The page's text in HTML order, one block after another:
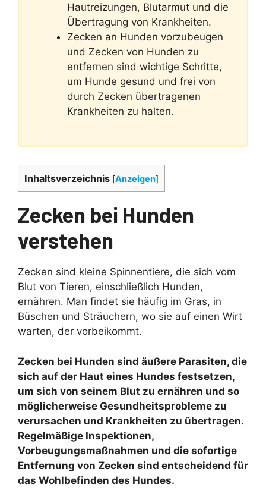
Hautreizungen, Blutarmut und die
Übertragung von Krankheiten.
Zecken an Hunden vorzubeugen
und Zecken von Hunden zu
entfernen sind wichtige Schritte,
um Hunde gesund und frei von
durch Zecken übertragenen
Krankheiten zu halten.
Inhaltsverzeichnis [Anzeigen]
Zecken bei Hunden
verstehen
Zecken sind kleine Spinnentiere, die sich vom
Blut von Tieren, einschließlich Hunden,
ernähren. Man findet sie häufig im Gras, in
Büschen und Sträuchern, wo sie auf einen Wirt
warten, der vorbeikommt.
Zecken bei Hunden sind äußere Parasiten, die
sich auf der Haut eines Hundes festsetzen,
um sich von seinem Blut zu ernähren und so
möglicherweise Gesundheitsprobleme zu
verursachen und Krankheiten zu übertragen.
Regelmäßige Inspektionen,
Vorbeugungsmaßnahmen und die sofortige
Entfernung von Zecken sind entscheidend für
das Wohlbefinden des Hundes.